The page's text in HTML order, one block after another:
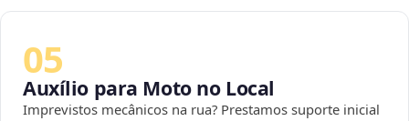
05
Auxílio para Moto no Local
Imprevistos mecânicos na rua? Prestamos suporte inicial